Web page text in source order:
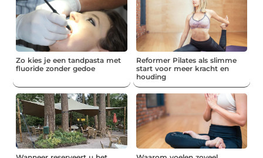
Zo kies je een tandpasta met
fluoride zonder gedoe
Reformer Pilates als slimme
start voor meer kracht en
houding